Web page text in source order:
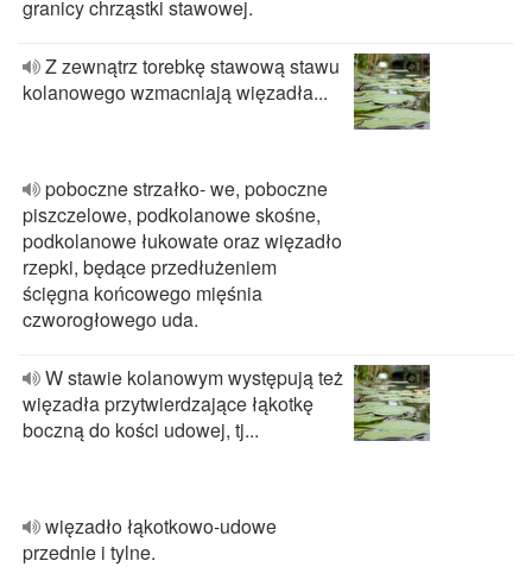
granicy chrząstki stawowej.
Z zewnątrz torebkę stawową stawu
kolanowego wzmacniają więzadła...
poboczne strzałko‐ we, poboczne
piszczelowe, podkolanowe skośne,
podkolanowe łukowate oraz więzadło
rzepki, będące przedłużeniem
ścięgna końcowego mięśnia
czworogłowego uda.
W stawie kolanowym występują też
więzadła przytwierdzające łąkotkę
boczną do kości udowej, tj...
więzadło łąkotkowo‐udowe
przednie i tylne.